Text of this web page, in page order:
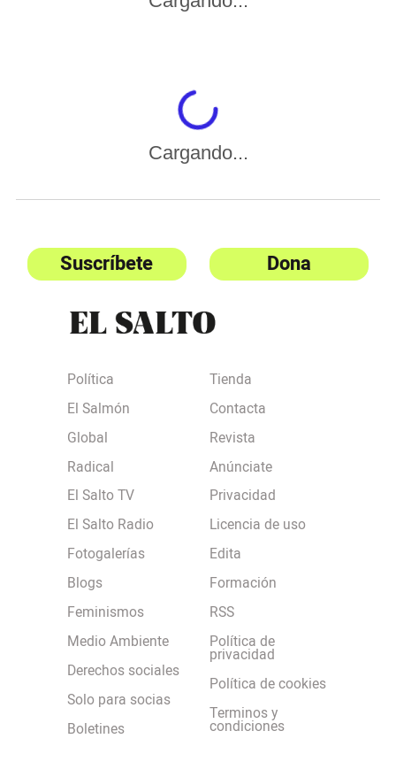
Cargando...
Suscríbete Dona
Política
El Salmón
Global
Radical
El Salto TV
El Salto Radio
Fotogalerías
Blogs
Feminismos
Medio Ambiente
Derechos sociales
Solo para socias
Boletines
Tienda
Contacta
Revista
Anúnciate
Privacidad
Licencia de uso
Edita
Formación
RSS
Política de
privacidad
Política de cookies
Terminos y
condiciones